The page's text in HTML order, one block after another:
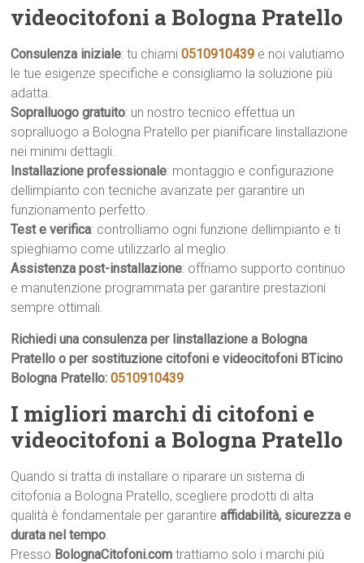
videocitofoni a Bologna Pratello
Consulenza iniziale: tu chiami0510910439 e noi valutiamo
le tue esigenze specifiche e consigliamo la soluzione più
adatta.
Sopralluogo gratuito: un nostro tecnico effettua un
sopralluogo a Bologna Pratello per pianificare linstallazione
nei minimi dettagli.
Installazione professionale: montaggio e configurazione
dellimpianto con tecniche avanzate per garantire un
funzionamento perfetto.
Test e verifica: controlliamo ogni funzione dellimpianto e ti
spieghiamo come utilizzarlo al meglio.
Assistenza post-installazione: offriamo supporto continuo
e manutenzione programmata per garantire prestazioni
sempre ottimali.
Richiedi una consulenza per linstallazione a Bologna
Pratello o per sostituzione citofoni e videocitofoni BTicino
Bologna Pratello: 0510910439
I migliori marchi di citofoni e
videocitofoni a Bologna Pratello
Quando si tratta di installare o riparare un sistema di
citofonia a Bologna Pratello, scegliere prodotti di alta
qualità è fondamentale per garantireaffidabilità, sicurezza e
durata nel tempo.
Presso BolognaCitofoni.com trattiamo solo i marchi più